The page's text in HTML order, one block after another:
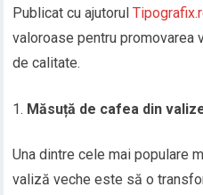
Publicat cu ajutorul
valoroase pentru promovarea
de calitate.
Măsuță de cafea din
Una dintre cele mai populare
valiză veche este să o